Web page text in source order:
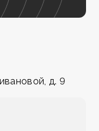
д. 9